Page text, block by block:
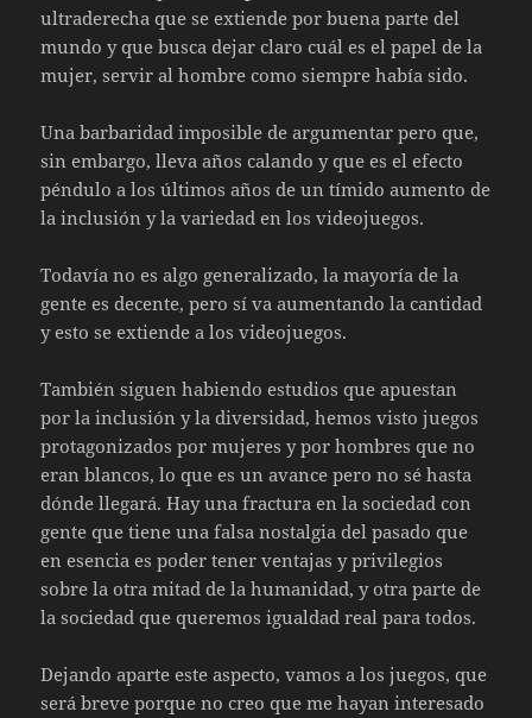
ultraderecha que se extiende por buena parte del
mundo y que busca dejar claro cuál es el papel de la
mujer, servir al hombre como siempre había sido.
Una barbaridad imposible de argumentar pero que,
sin embargo, lleva años calando y que es el efecto
péndulo a los últimos años de un tímido aumento de
la inclusión y la variedad en los videojuegos.
Todavía no es algo generalizado, la mayoría de la
gente es decente, pero sí va aumentando la cantidad
y esto se extiende a los videojuegos.
También siguen habiendo estudios que apuestan
por la inclusión y la diversidad, hemos visto juegos
protagonizados por mujeres y por hombres que no
eran blancos, lo que es un avance pero no sé hasta
dónde llegará. Hay una fractura en la sociedad con
gente que tiene una falsa nostalgia del pasado que
en esencia es poder tener ventajas y privilegios
sobre la otra mitad de la humanidad, y otra parte de
la sociedad que queremos igualdad real para todos.
Dejando aparte este aspecto, vamos a los juegos, que
será breve porque no creo que me hayan interesado